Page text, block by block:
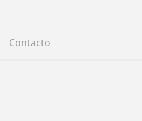
Contacto